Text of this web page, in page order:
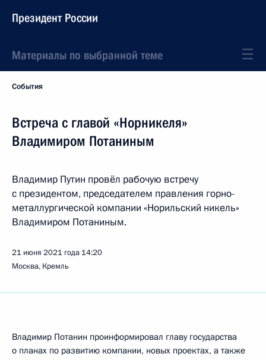
Президент России
Материалы по выбранной теме
События
Встреча с главой «Норникеля»
Владимиром Потаниным
Владимир Путин провёл рабочую встречу
с президентом, председателем правления горно-
металлургической компании «Норильский никель»
Владимиром Потаниным.
21 июня 2021 года 14:20
Москва, Кремль
Владимир Потанин проинформировал главу государства
о планах по развитию компании, новых проектах, а также